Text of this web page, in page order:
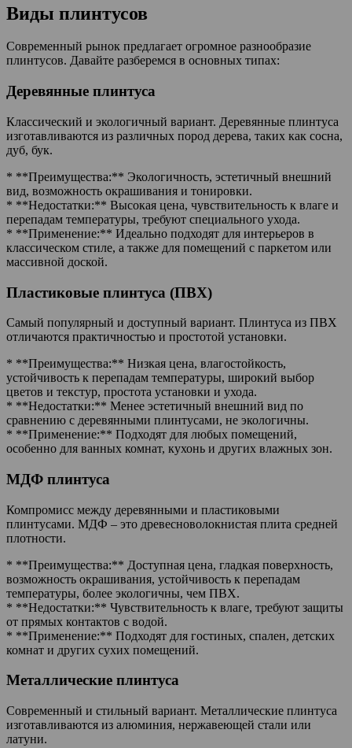
Виды плинтусов
Современный рынок предлагает огромное разнообразие
плинтусов. Давайте разберемся в основных типах:
Деревянные плинтуса
Классический и экологичный вариант. Деревянные плинтуса
изготавливаются из различных пород дерева, таких как сосна,
дуб, бук.
* **Преимущества:** Экологичность, эстетичный внешний
вид, возможность окрашивания и тонировки.
* **Недостатки:** Высокая цена, чувствительность к влаге и
перепадам температуры, требуют специального ухода.
* **Применение:** Идеально подходят для интерьеров в
классическом стиле, а также для помещений с паркетом или
массивной доской.
Пластиковые плинтуса (ПВХ)
Самый популярный и доступный вариант. Плинтуса из ПВХ
отличаются практичностью и простотой установки.
* **Преимущества:** Низкая цена, влагостойкость,
устойчивость к перепадам температуры, широкий выбор
цветов и текстур, простота установки и ухода.
* **Недостатки:** Менее эстетичный внешний вид по
сравнению с деревянными плинтусами, не экологичны.
* **Применение:** Подходят для любых помещений,
особенно для ванных комнат, кухонь и других влажных зон.
МДФ плинтуса
Компромисс между деревянными и пластиковыми
плинтусами. МДФ – это древесноволокнистая плита средней
плотности.
* **Преимущества:** Доступная цена, гладкая поверхность,
возможность окрашивания, устойчивость к перепадам
температуры, более экологичны, чем ПВХ.
* **Недостатки:** Чувствительность к влаге, требуют защиты
от прямых контактов с водой.
* **Применение:** Подходят для гостиных, спален, детских
комнат и других сухих помещений.
Металлические плинтуса
Современный и стильный вариант. Металлические плинтуса
изготавливаются из алюминия, нержавеющей стали или
латуни.